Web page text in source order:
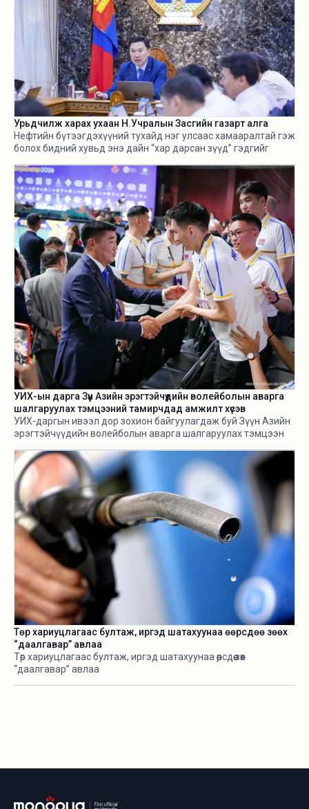
Урьдчилж харах ухаан Н.Учралын Засгийн газарт алга
Нефтийн бүтээгдэхүүний тухайд нэг улсаас хамааралтай гэж
болох бидний хувьд энэ дайн “хар дарсан зүүд” гэдгийг
бүхнийг бодитой тооцож, болзошгүй эрсдэл, хүндрэлийг
урьдчилж харж, хариу арга хэмжээ авах ухаан Н.Учралын
Засгийн газарт ч алга.
УИХ-ын дарга Зүүн Азийн эрэгтэйчүүдийн волейболын аварга
шалгаруулах тэмцээний тамирчдад амжилт хүсэв
УИХ-даргын ивээл дор зохион байгуулагдаж буй Зүүн Азийн
эрэгтэйчүүдийн волейболын аварга шалгаруулах тэмцээн
Төр хариуцлагаас бултаж, иргэд шатахуунаа өөрсдөө зөөх
“даалгавар” авлаа
Төр хариуцлагаас бултаж, иргэд шатахуунаа өөрсдөө зөөх
“даалгавар” авлаа